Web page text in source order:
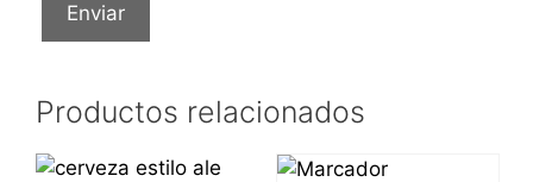
Productos relacionados